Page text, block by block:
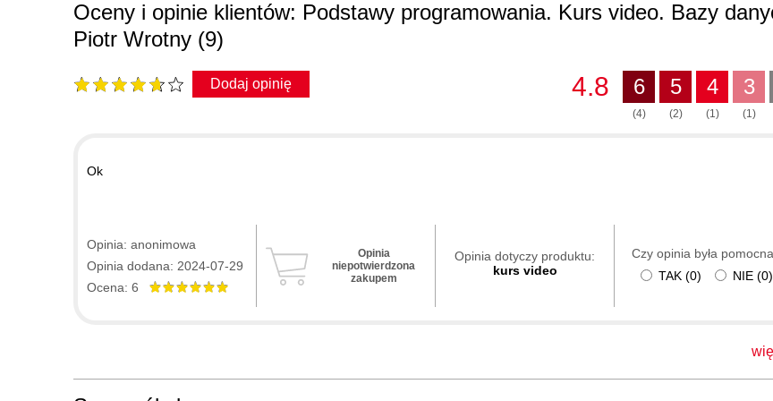
12. Optymalizacja baz danych
12.1. Indeksy
12.3. Inne przydatne zasady
Oceny i opinie klientów: Podstawy programowania. Kurs video. Bazy
Piotr Wrotny (9)
Dodaj opinię 4.8 6
(4)
5
(2)
4
(1)
3
(1)
Ok
Opinia: anonimowa
Opinia dodana: 2024-07-29
Ocena: 6
Opinia
niepotwierdzona
zakupem
Opinia dotyczy produktu:
kurs video
Czy opinia była
TAK (0) NIE (0)